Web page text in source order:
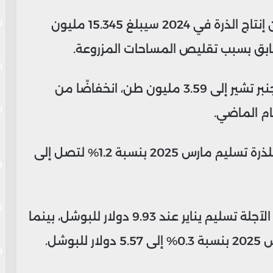
ومع ذلك، تشير الإحصائيات الكندية إلى أن إنتاج الذرة في 2024 سيبلغ 15.345 مليون
وتوقعات صادرات الذرة البرازيلية لشهر دجنبر تشير إلى 3.59 مليون طن، انخفاضًا من
في ختام الجلسة، ارتفعت العقود الآجلة للذرة تسليم مارس 2025 بنسبة 1.2% لتصل إلى
أما بالنسبة للصويا، فقد استقرت العقود الآجلة تسليم يناير عند 9.93 دولار للبوشل، بينما